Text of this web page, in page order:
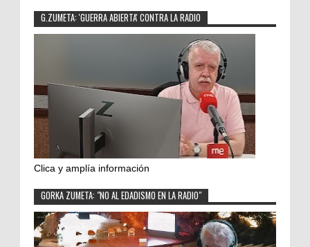
G.ZUMETA: 'GUERRA ABIERTA' CONTRA LA RADIO
Clica y amplía información
GORKA ZUMETA: "NO AL EDADISMO EN LA RADIO"